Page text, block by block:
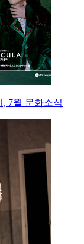
7월 문화소식